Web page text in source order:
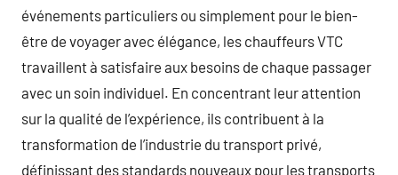
événements particuliers ou simplement pour le bien-
être de voyager avec élégance, les chauffeurs VTC
travaillent à satisfaire aux besoins de chaque passager
avec un soin individuel. En concentrant leur attention
sur la qualité de l’expérience, ils contribuent à la
transformation de l’industrie du transport privé,
définissant des standards nouveaux pour les transports